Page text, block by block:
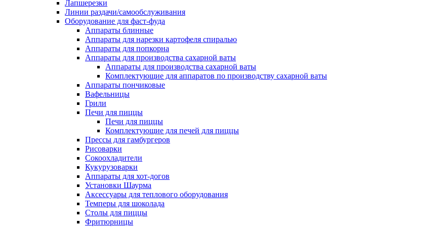
Лапшерезки
Линии раздачи/самообслуживания
Оборудование для фаст-фуда
Аппараты блинные
Аппараты для нарезки картофеля спиралью
Аппараты для попкорна
Аппараты для производства сахарной ваты
Аппараты для производства сахарной ваты
Комплектующие для аппаратов по производству сахарной ваты
Аппараты пончиковые
Вафельницы
Грили
Печи для пиццы
Печи для пиццы
Комплектующие для печей для пиццы
Прессы для гамбургеров
Рисоварки
Сокоохладители
Кукурузоварки
Аппараты для хот-догов
Установки Шаурма
Аксессуары для теплового оборудования
Темперы для шоколада
Столы для пиццы
Фритюрницы